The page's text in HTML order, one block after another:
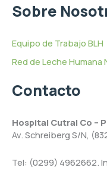
Sobre
Equipo de Trabajo BLH
Red de Leche Humana
Contacto
Hospital Cutral Co –
Av. Schreiberg S/N,
Tel: (0299) 4962662.